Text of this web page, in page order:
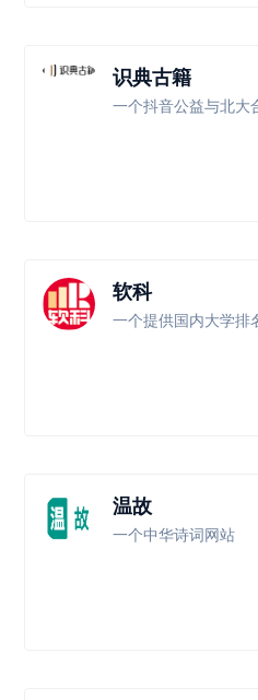
识典古籍
一个抖音公益与北大
软科
一个提供国内大学排
温故
一个中华诗词网站